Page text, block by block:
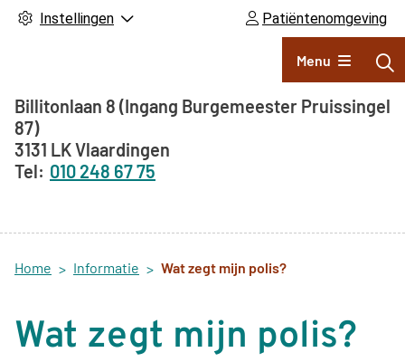
Instellingen Patiëntenomgeving
Hoofdmenu
Menu
Adresgegevens
Billitonlaan 8 (Ingang Burgemeester Pruissingel
87)
3131 LKVlaardingen
010 248 67 75
Home Informatie Wat zegt mijn polis?
Wat zegt mijn polis?